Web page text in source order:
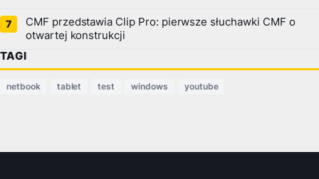
CMF przedstawia Clip Pro: pierwsze słuchawki CMF o
otwartej konstrukcji
TAGI
netbook tablet test windows youtube